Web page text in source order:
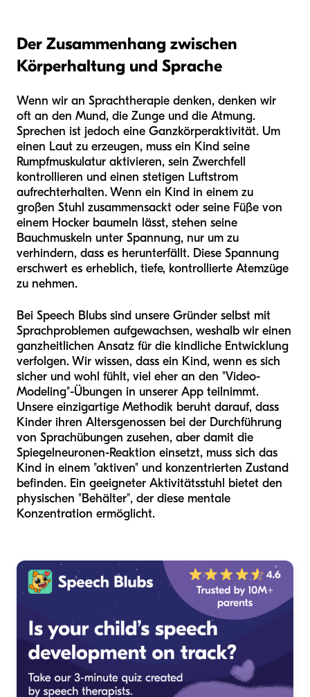
Der Zusammenhang zwischen
Körperhaltung und Sprache
Wenn wir an Sprachtherapie denken, denken wir
oft an den Mund, die Zunge und die Atmung.
Sprechen ist jedoch eine Ganzkörperaktivität. Um
einen Laut zu erzeugen, muss ein Kind seine
Rumpfmuskulatur aktivieren, sein Zwerchfell
kontrollieren und einen stetigen Luftstrom
aufrechterhalten. Wenn ein Kind in einem zu
großen Stuhl zusammensackt oder seine Füße von
einem Hocker baumeln lässt, stehen seine
Bauchmuskeln unter Spannung, nur um zu
verhindern, dass es herunterfällt. Diese Spannung
erschwert es erheblich, tiefe, kontrollierte Atemzüge
zu nehmen.
Bei Speech Blubs sind unsere Gründer selbst mit
Sprachproblemen aufgewachsen, weshalb wir einen
ganzheitlichen Ansatz für die kindliche Entwicklung
verfolgen. Wir wissen, dass ein Kind, wenn es sich
sicher und wohl fühlt, viel eher an den "Video-
Modeling"-Übungen in unserer App teilnimmt.
Unsere einzigartige Methodik beruht darauf, dass
Kinder ihren Altersgenossen bei der Durchführung
von Sprachübungen zusehen, aber damit die
Spiegelneuronen-Reaktion einsetzt, muss sich das
Kind in einem "aktiven" und konzentrierten Zustand
befinden. Ein geeigneter Aktivitätsstuhl bietet den
physischen "Behälter", der diese mentale
Konzentration ermöglicht.